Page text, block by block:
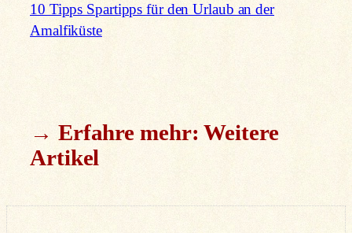
10 Tipps Spartipps für den Urlaub an der
Amalfiküste
→ Erfahre mehr: Weitere
Artikel